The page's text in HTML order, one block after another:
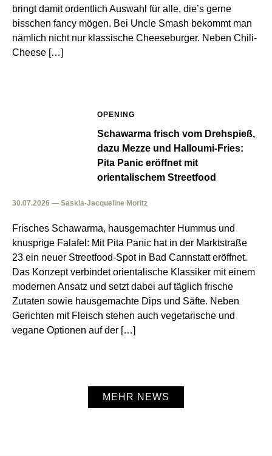
bringt damit ordentlich Auswahl für alle, die’s gerne
bisschen fancy mögen. Bei Uncle Smash bekommt man
nämlich nicht nur klassische Cheeseburger. Neben Chili-
Cheese […]
OPENING
Schawarma frisch vom Drehspieß,
dazu Mezze und Halloumi-Fries:
Pita Panic eröffnet mit
orientalischem Streetfood
30.07.2026 — Saskia-Jacqueline Moritz
Frisches Schawarma, hausgemachter Hummus und
knusprige Falafel: Mit Pita Panic hat in der Marktstraße
23 ein neuer Streetfood-Spot in Bad Cannstatt eröffnet.
Das Konzept verbindet orientalische Klassiker mit einem
modernen Ansatz und setzt dabei auf täglich frische
Zutaten sowie hausgemachte Dips und Säfte. Neben
Gerichten mit Fleisch stehen auch vegetarische und
vegane Optionen auf der […]
MEHR NEWS